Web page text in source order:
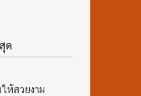
ด
ห้สวยงาม